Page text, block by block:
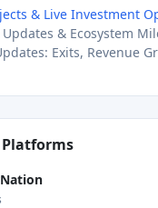
& Live Investment
& Ecosystem
Exits, Revenue